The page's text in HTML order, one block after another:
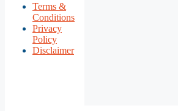
Terms &
Conditions
Privacy
Policy
Disclaimer